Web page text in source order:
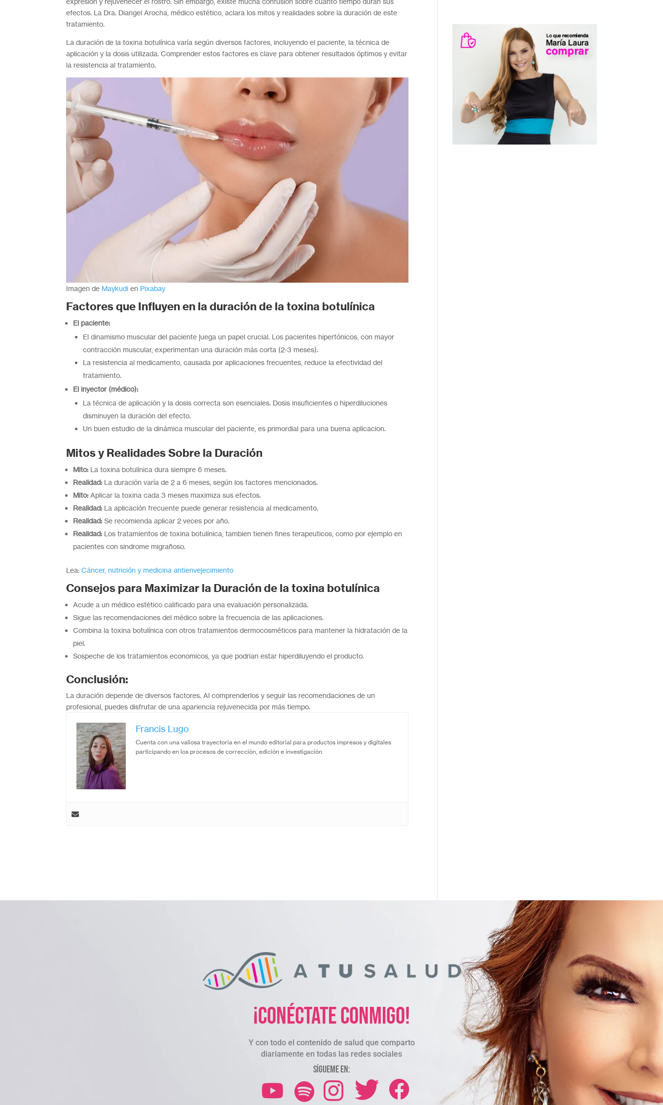
efectos. La Dra. Diangel Arocha, médico estético, aclara los mitos y realidades sobre la duración de este
tratamiento.
La duración de la toxina botulínica varía según diversos factores, incluyendo el paciente, la técnica de
aplicación y la dosis utilizada. Comprender estos factores es clave para obtener resultados óptimos y evitar
la resistencia al tratamiento.
Imagen de Maykudi en Pixabay
Factores que Influyen en la duraciónde la toxina botulínica
El paciente:
El dinamismo muscular del paciente juega un papel crucial. Los pacientes hipertónicos, con mayor
contracción muscular, experimentan una duración más corta (2-3 meses).
La resistencia al medicamento, causada por aplicaciones frecuentes, reduce la efectividad del
tratamiento.
El inyector (médico):
La técnica de aplicación y la dosis correcta son esenciales. Dosis insuficientes o hiperdiluciones
disminuyen la duración del efecto.
Un buen estudio de la dinámica muscular del paciente, es primordial para una buena aplicacion.
Mitos y Realidades Sobre la Duración
Mito: La toxina botulínica dura siempre 6 meses.
Realidad: La duración varía de 2 a 6 meses, según los factores mencionados.
Mito: Aplicar la toxina cada 3 meses maximiza sus efectos.
Realidad: La aplicación frecuente puede generar resistencia al medicamento.
Realidad: Se recomienda aplicar 2 veces por año.
Realidad: Los tratamientos de toxina botulínica, tambien tienen fines terapeuticos, como por ejemplo en
pacientes con sindrome migrañoso.
Lea:Cáncer, nutrición y medicina antienvejecimiento
Consejos para Maximizar la Duraciónde la toxina botulínica
Acude a un médico estético calificado para una evaluación personalizada.
Sigue las recomendaciones del médico sobre la frecuencia de las aplicaciones.
Combina la toxina botulínica con otros tratamientos dermocosméticos para mantener la hidratación de la
piel.
Sospeche de los tratamientos economicos, ya que podrian estar hiperdiluyendo el producto.
Conclusión:
La duración depende de diversos factores. Al comprenderlos y seguir las recomendaciones de un
profesional, puedes disfrutar de una apariencia rejuvenecida por más tiempo.
Francis Lugo
Cuenta con una valiosa trayectoria en el mundo editorial para productos impresos y digitales
participando en los procesos de corrección, edición e investigación.
¡Conéctate conmigo!
Y con todo el contenido de salud que comparto
diariamente en todas las redes sociales
Sígueme en: